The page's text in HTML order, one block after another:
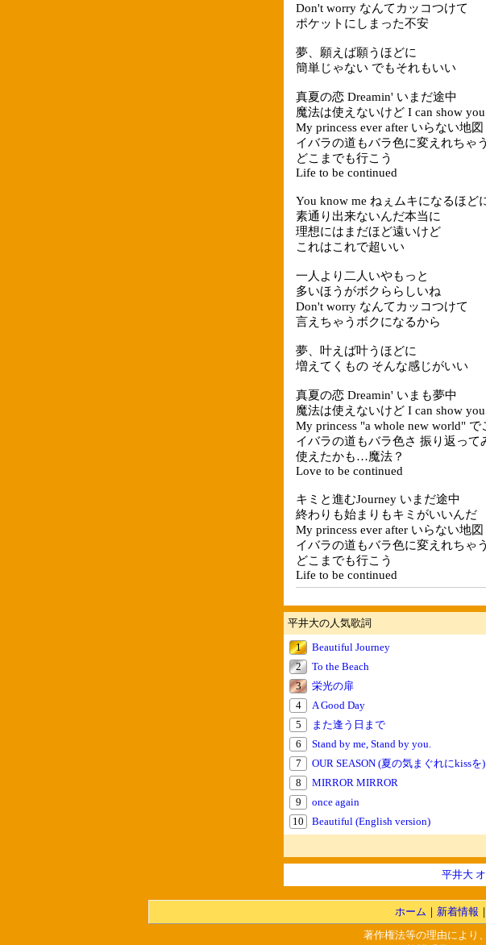
Don't worry なんてカッコつけて
ポケットにしまった不安
夢、願えば願うほどに
簡単じゃない でもそれもいい
真夏の恋 Dreamin' いまだ途中
魔法は使えないけど I can show you
My princess ever after いらない地図
イバラの道もバラ色に変えれちゃ
どこまでも行こう
Life to be continued
You know me ねぇムキになるほど
素通り出来ないんだ本当に
理想にはまだほど遠いけど
これはこれで超いい
一人より二人いやもっと
多いほうがボクららしいね
Don't worry なんてカッコつけて
言えちゃうボクになるから
夢、叶えば叶うほどに
増えてくもの そんな感じがいい
真夏の恋 Dreamin' いまも夢中
魔法は使えないけど I can show you
My princess "a whole new world" で
イバラの道もバラ色さ 振り返って
使えたかも…魔法？
Love to be continued
キミと進むJourney いまだ途中
終わりも始まりもキミがいいんだ
My princess ever after いらない地図
イバラの道もバラ色に変えれちゃ
どこまでも行こう
Life to be continued
平井大の人気歌詞
1
Beautiful Journey
2
To the Beach
3
栄光の扉
4
A Good Day
5
また逢う日まで
6
Stand by me, Stand by you.
7
OUR SEASON (夏の気まぐれにkissを)
8
MIRROR MIRROR
9
once again
10
Beautiful (English version)
平井大
ホーム ｜ 新着情報 ｜
著作権法等の理由により